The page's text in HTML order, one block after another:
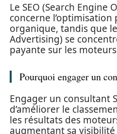
Le SEO (Search Engine
concerne
organique, tandis que le
Advertising) se
payante sur les
Pourquoi engager un
Engager un consultant
d’améliorer le
les résultats des
augmentant sa